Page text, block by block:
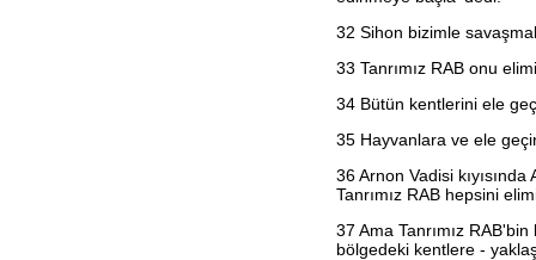
32 Sihon bizimle
33 Tanrımız RAB onu
34 Bütün kentlerini ele
35 Hayvanlara ve ele
36Arnon Vadisi
Tanrımız RAB hepsini
37 Ama Tanrımız
bölgedeki kentlere -